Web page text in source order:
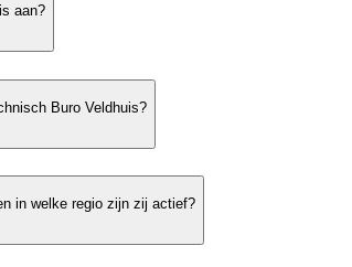
aan?
Buro Veldhuis?
in welke regio zijn zij actief?